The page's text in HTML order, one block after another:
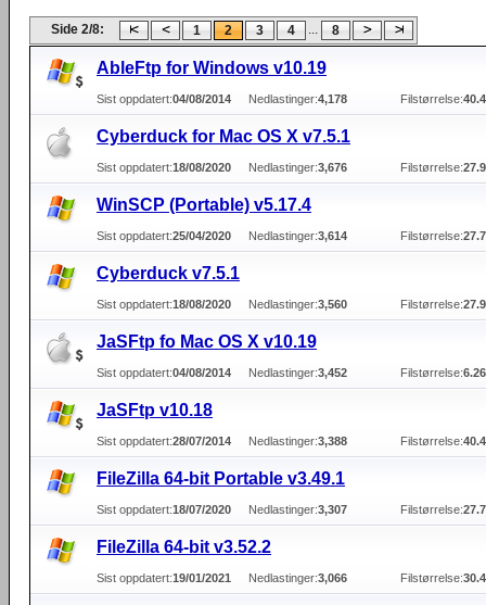
Side 2/8: 1 2 3 4 ... 8
AbleFtp for Windows v10.19
Sist oppdatert:04/08/2014 Nedlastinger:4,178 Filstørrelse:
Cyberduck for Mac OS X v7.5.1
Sist oppdatert:18/08/2020 Nedlastinger:3,676 Filstørrelse:
WinSCP (Portable) v5.17.4
Sist oppdatert:25/04/2020 Nedlastinger:3,614 Filstørrelse:
Cyberduck v7.5.1
Sist oppdatert:18/08/2020 Nedlastinger:3,560 Filstørrelse:
JaSFtp fo Mac OS X v10.19
Sist oppdatert:04/08/2014 Nedlastinger:3,452 Filstørrelse:
JaSFtp v10.18
Sist oppdatert:28/07/2014 Nedlastinger:3,388 Filstørrelse:
FileZilla 64-bit Portable v3.49.1
Sist oppdatert:18/07/2020 Nedlastinger:3,307 Filstørrelse:
FileZilla 64-bit v3.52.2
Sist oppdatert:19/01/2021 Nedlastinger:3,066 Filstørrelse: